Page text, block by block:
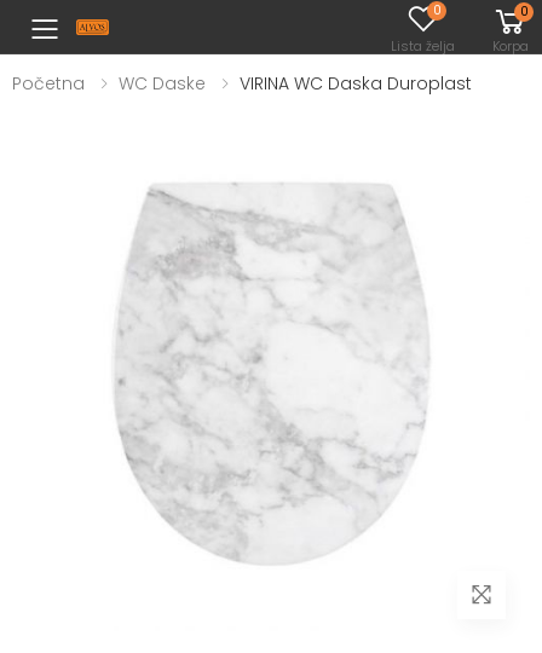
Toggle mobile menu
0
Lista želja
0
Korpa
Početna WC Daske VIRINA WC Daska Duroplast